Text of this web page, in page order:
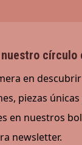
círculo
en
piezas
en nuestros
newsletter.